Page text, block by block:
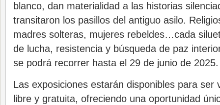
blanco, dan materialidad a las historias
transitaron los pasillos del antiguo asilo.
madres solteras, mujeres rebeldes…cada
de lucha, resistencia y búsqueda de paz
se podrá recorrer hasta el 29 de junio de 2025.
Las exposiciones estarán disponibles para ser
libre y gratuita, ofreciendo una oportunidad